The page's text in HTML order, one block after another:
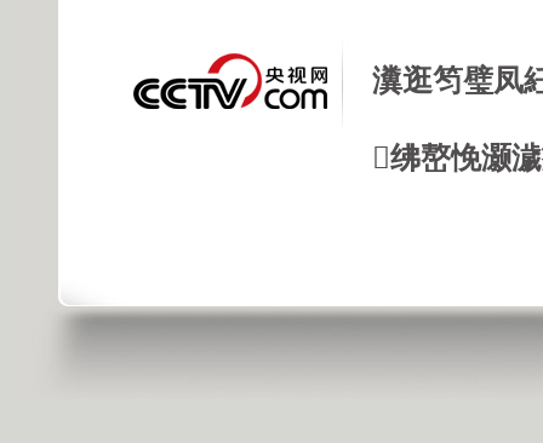
瀵逛笉璧凤
绋嶅悗灏